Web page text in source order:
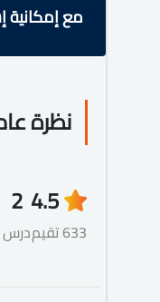
مع إمكانية
نظرة
4.5
633 تقيم
2
درس